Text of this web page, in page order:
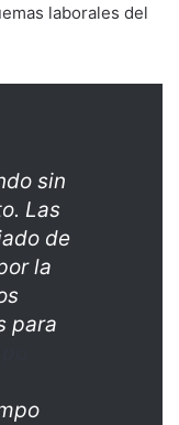
laborales del
sin
Las
de
la
para